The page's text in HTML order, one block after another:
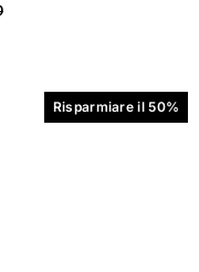
Risparmiare il 50%